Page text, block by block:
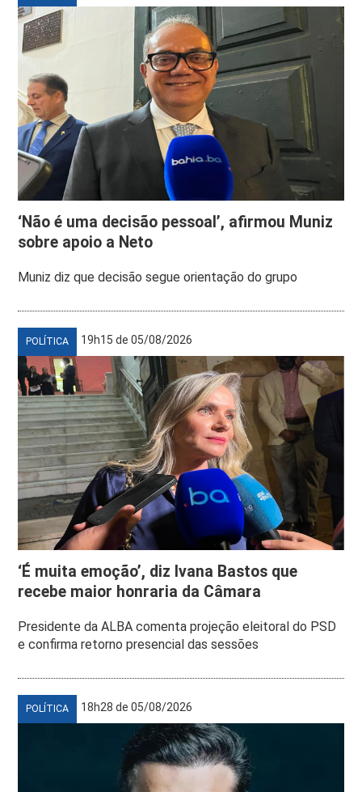
‘Não é uma decisão pessoal’, afirmou Muniz
sobre apoio a Neto
Muniz diz que decisão segue orientação do grupo
POLÍTICA 19h15 de 05/08/2026
‘É muita emoção’, diz Ivana Bastos que
recebe maior honraria da Câmara
Presidente da ALBA comenta projeção eleitoral do PSD
e confirma retorno presencial das sessões
POLÍTICA 18h28 de 05/08/2026